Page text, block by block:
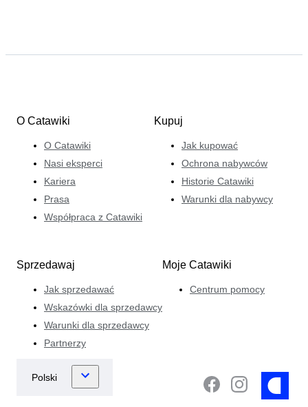
O Catawiki
O Catawiki
Nasi eksperci
Kariera
Prasa
Współpraca z Catawiki
Kupuj
Jak kupować
Ochrona nabywców
Historie Catawiki
Warunki dla nabywcy
Sprzedawaj
Jak sprzedawać
Wskazówki dla sprzedawcy
Warunki dla sprzedawcy
Partnerzy
Moje Catawiki
Centrum pomocy